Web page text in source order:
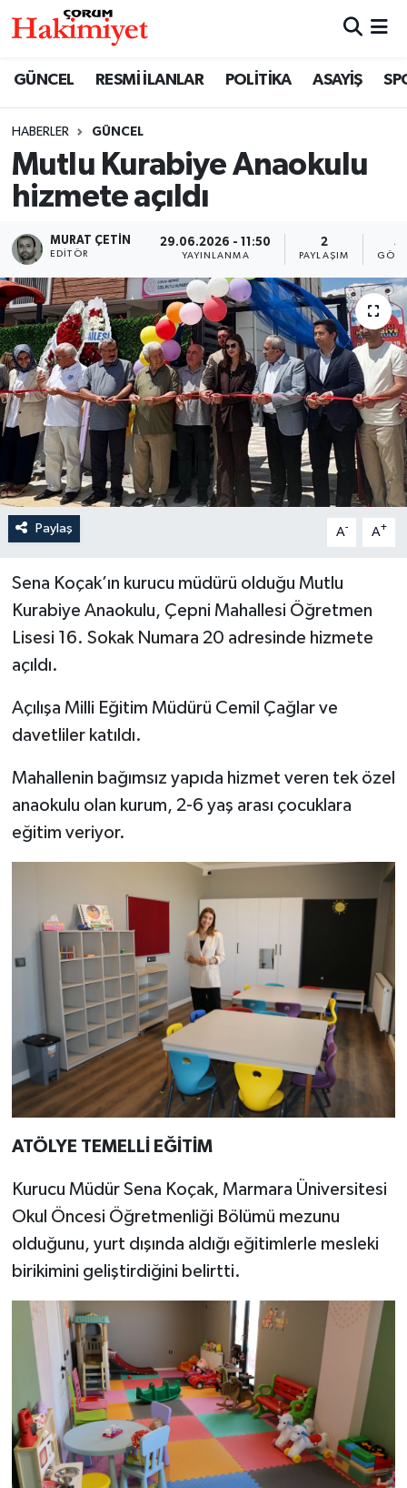
GÜNCEL RESMİ İLANLAR POLİTİKA ASAYİŞ
HABERLER GÜNCEL
Mutlu Kurabiye Anaokulu
hizmete açıldı
MURAT ÇETIN
EDITÖR
29.06.2026 - 11:50
YAYINLANMA
2
PAYLAŞIM
Paylaş A- A+
Sena Koçak’ın kurucu müdürü olduğu Mutlu
Kurabiye Anaokulu, Çepni Mahallesi Öğretmen
Lisesi 16. Sokak Numara 20 adresinde hizmete
açıldı.
Açılışa Milli Eğitim Müdürü Cemil Çağlar ve
davetliler katıldı.
Mahallenin bağımsız yapıda hizmet veren tek özel
anaokulu olan kurum, 2-6 yaş arası çocuklara
eğitim veriyor.
ATÖLYE TEMELLİ EĞİTİM
Kurucu Müdür Sena Koçak, Marmara Üniversitesi
Okul Öncesi Öğretmenliği Bölümü mezunu
olduğunu, yurt dışında aldığı eğitimlerle mesleki
birikimini geliştirdiğini belirtti.
SAĞLIK
ASAYİŞ
EKONOMİ
GÜNCEL
AKTÜEL
EĞİTİM
İLÇELER
OTOPARK
TEKNOLOJİ
Nöbetçi Eczaneler
Çorum Namaz Vakitleri
Trafik Durumu
Süper Lig Puan Durumu ve Fikstür
Tüm Manşetler
Son Dakika Haberleri
Haber Arşivi